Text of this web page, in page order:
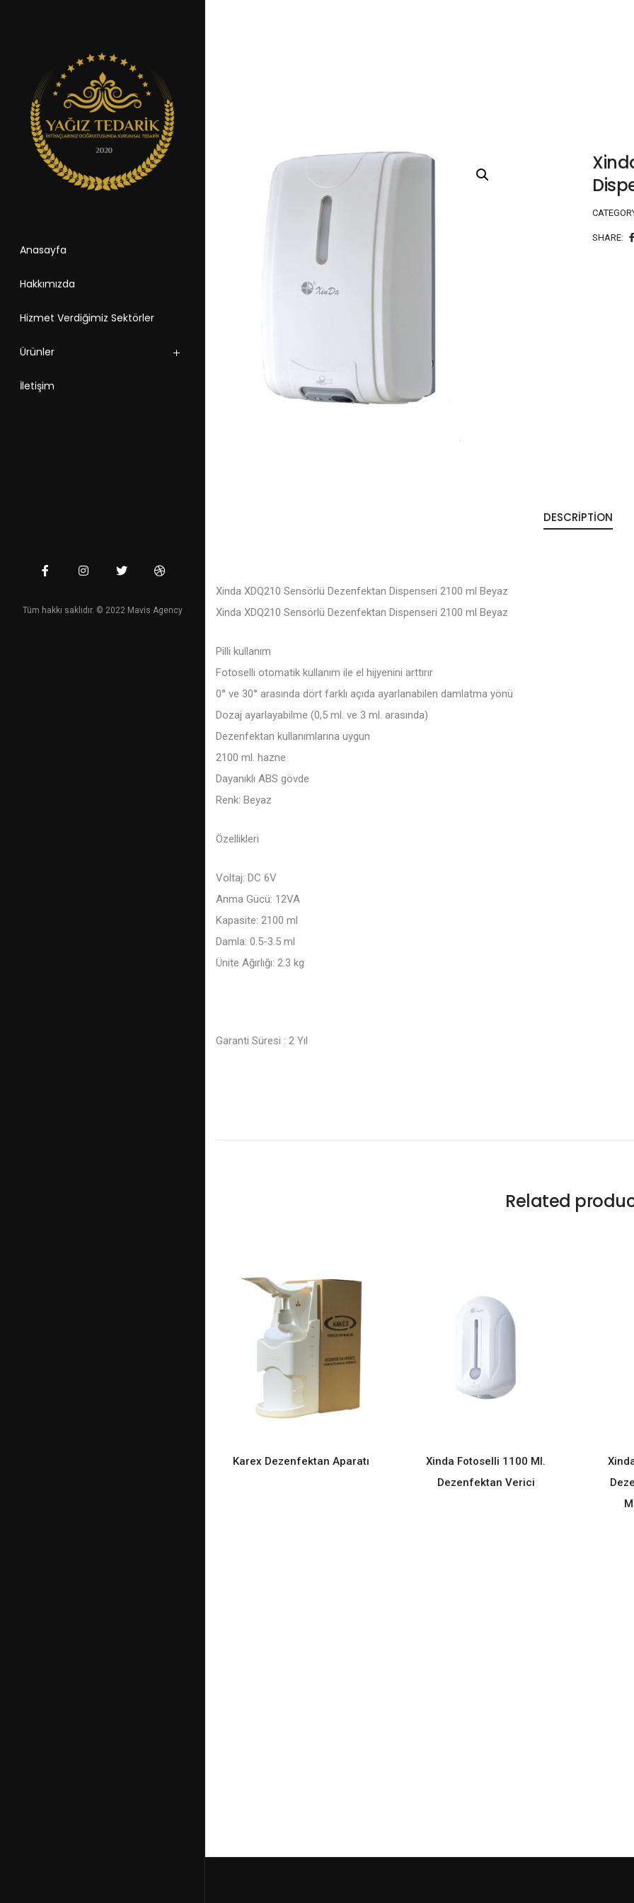
Anasayfa
Hakkımızda
Hizmet Verdiğimiz Sektörler
Ürünler
İletişim
Tüm hakkı saklıdır. © 2022 Mavis Agency
SHARE:
DESCRIPTION
Xinda XDQ210 Sensörlü Dezenfektan Dispenseri 2100 ml Beyaz
Xinda XDQ210 Sensörlü Dezenfektan Dispenseri 2100 ml Beyaz
Pilli kullanım
Fotoselli otomatik kullanım ile el hijyenini arttırır
0° ve 30° arasında dört farklı açıda ayarlanabilen damlatma yönü
Dozaj ayarlayabilme (0,5 ml. ve 3 ml. arasında)
Dezenfektan kullanımlarına uygun
2100 ml. hazne
Dayanıklı ABS gövde
Renk: Beyaz
Özellikleri
Voltaj: DC 6V
Anma Gücü: 12VA
Kapasite: 2100 ml
Damla: 0.5-3.5 ml
Ünite Ağırlığı: 2.3 kg
Garanti Süresi : 2 Yıl
Related
READ MORE
Karex Dezenfektan Aparatı READ MORE
Xinda Fotoselli 1100 Ml.
Dezenfektan Verici